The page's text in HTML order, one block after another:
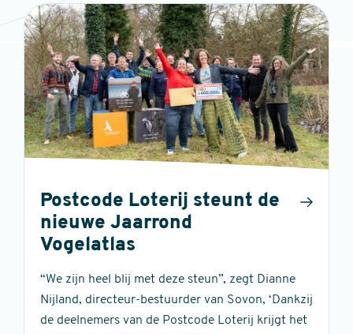
Postcode Loterij steunt de
nieuwe Jaarrond
Vogelatlas
“We zijn heel blij met deze steun”, zegt Dianne
Nijland, directeur-bestuurder van Sovon, ‘Dankzij
de deelnemers van de Postcode Loterij krijgt het